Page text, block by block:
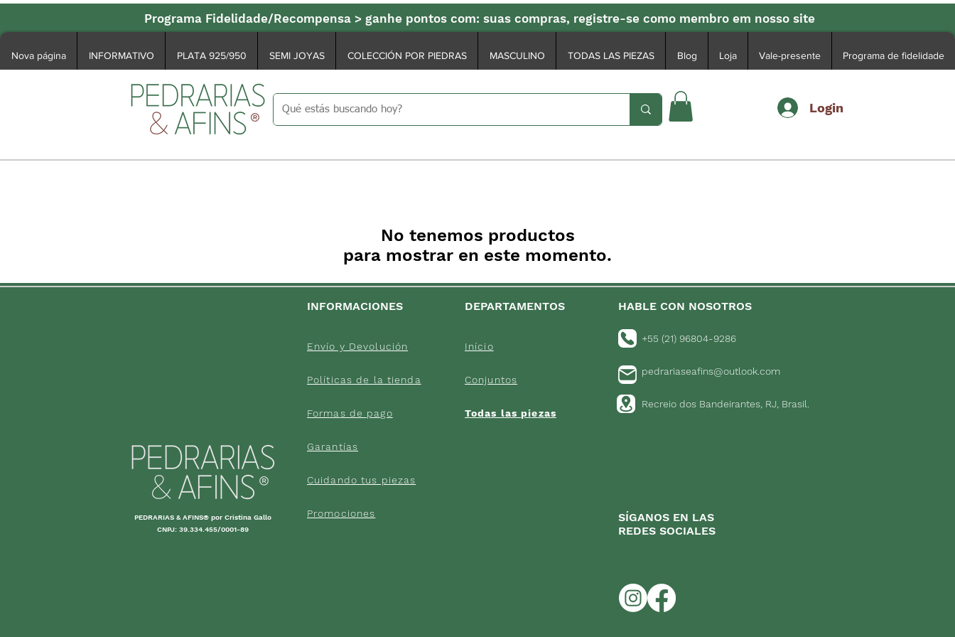
Programa Fidelidade/Recompensa > ganhe pontos com: suas compras, registre-se como membro em nosso site
Nova página INFORMATIVO PLATA 925/950 SEMI JOYAS COLECCIÓN POR PIEDRAS MASCULINO TODAS LAS PIEZAS Blog Loja Vale-presente Programa de fidelidade
Login
No tenemos productos
para mostrar en este momento.
PEDRARIAS & AFINS® por Cristina Gallo
CNPJ: 39.334.455/0001-89
INFORMACIONES
Envío y Devolución
Políticas de la tienda
Formas de pago
Garantías
Cuidando tus piezas
Promociones
DEPARTAMENTOS HABLE CON NOSOTROS
Início
Conjuntos
Todas las piezas
+55 (21) 96804-9286
pedrariaseafins@outlook.com
Recreio dos Bandeirantes, RJ, Brasil.
SÍGANOS EN LAS
REDES SOCIALES